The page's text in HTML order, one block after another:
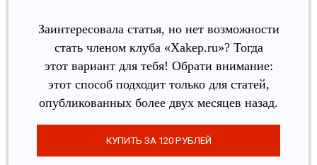
Заинтересовала статья, но нет возможности
стать членом клуба «Xakep.ru»? Тогда
этот вариант для тебя! Обрати внимание:
этот способ подходит только для статей,
опубликованных более двух месяцев назад.